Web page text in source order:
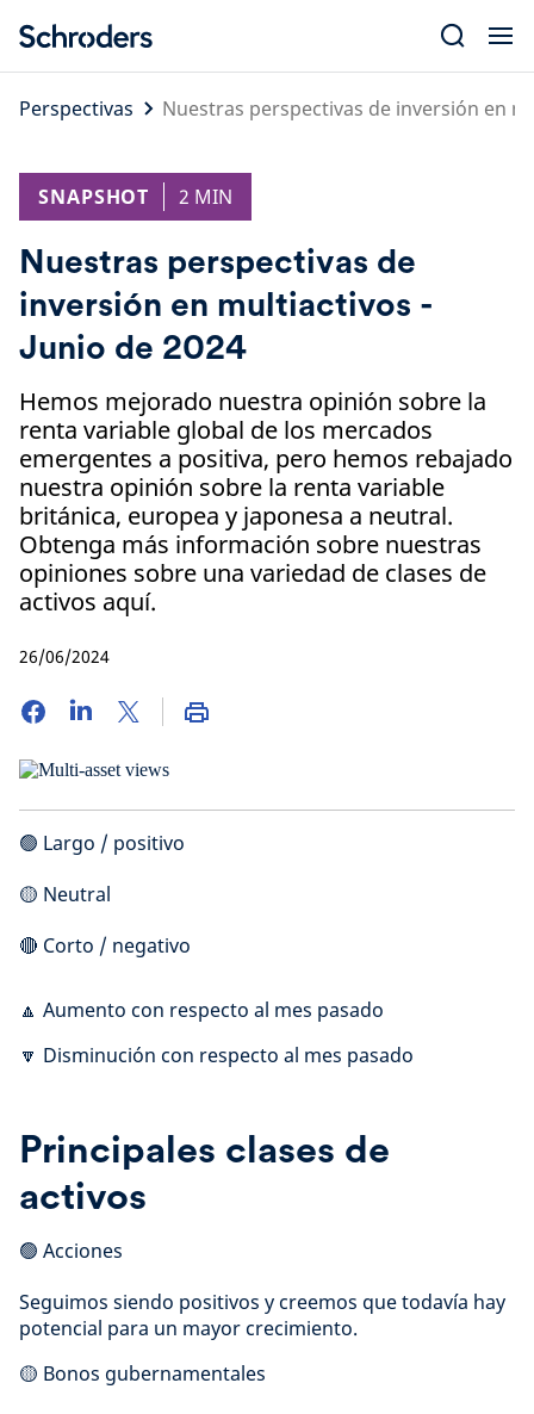
content
Perspectivas
Nuestras perspectivas de inversión en
SNAPSHOT 2 MIN
Nuestras perspectivas de
inversión en multiactivos -
Junio de 2024
Hemos mejorado nuestra opinión sobre la
renta variable global de los mercados
emergentes a positiva, pero hemos rebajado
nuestra opinión sobre la renta variable
británica, europea y japonesa a neutral.
Obtenga más información sobre nuestras
opiniones sobre una variedad de clases de
activos aquí.
26/06/2024
🟢 Largo / positivo
🟡 Neutral
🔴 Corto / negativo
🔼 Aumento con respecto al mes pasado
🔽 Disminución con respecto al mes pasado
Principales clases de
activos
🟢 Acciones
Seguimos siendo positivos y creemos que todavía hay
potencial para un mayor crecimiento.
🟡 Bonos gubernamentales